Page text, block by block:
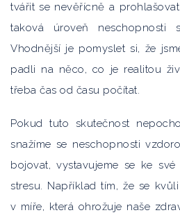
tvářit se nevěřícně a
taková úroveň neschopnosti
Vhodnější je pomyslet si, že
padli na něco, co je realitou
třeba čas od času počítat.
Pokud tuto skutečnost
snažíme se neschopnosti
bojovat, vystavujeme se ke
stresu. Například tím, že se
v míře, která ohrožuje naše